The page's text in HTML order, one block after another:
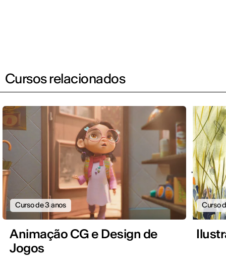
Cursos relacionados
Curso de 3 anos
Animação CG e Design de
Jogos
Curso